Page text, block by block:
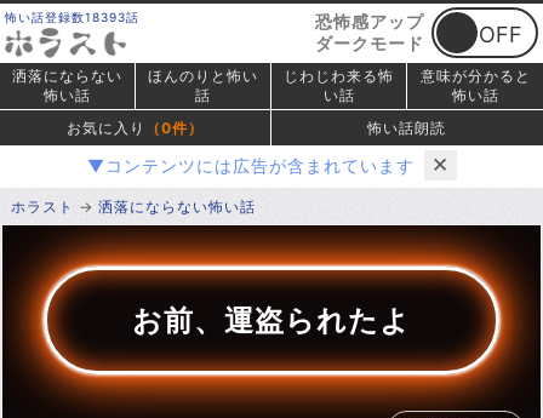
怖い話登録数18393話
恐怖感アップ
ダークモード
洒落にならない
怖い話
ほんのりと怖い
話
じわじわ来る怖
い話
意味が分かると
怖い話
お気に入り
（0件） 怖い話朗読
▼コンテンツには広告が含まれています ✕
ホラスト 洒落にならない怖い話
お前、運盗られたよ